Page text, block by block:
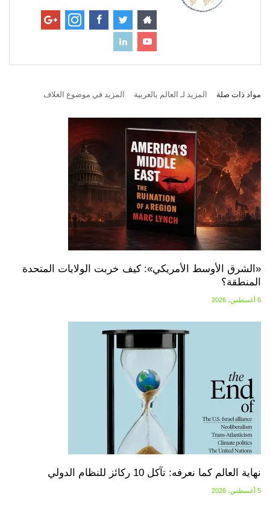
مواد ذات صلة المزيد لـ العالم بالعربية المزيد في موضوع الغلاف
«الشرق الأوسط الأمريكي»: كيف خربت الولايات المتحدة
المنطقة؟
6 أغسطس، 2026
نهاية العالم كما نعرفه: تآكل 10 ركائز للنظام الدولي
5 أغسطس، 2026